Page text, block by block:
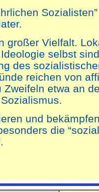
großer Vielfalt.
selbst
des
reichen von
etwa an
und
die